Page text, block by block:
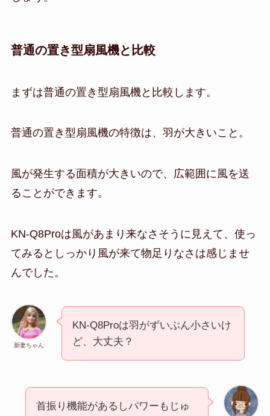
普通の置き型扇風機と比較
まずは普通の置き型扇風機と比較します。
普通の置き型扇風機の特徴は、羽が大きいこと。
風が発生する面積が大きいので、広範囲に風を送
ることができます。
KN-Q8Proは風があまり来なさそうに見えて、使っ
てみるとしっかり風が来て物足りなさは感じませ
んでした。
新妻ちゃん
KN-Q8Proは羽がずいぶん小さいけ
ど、大丈夫？
首振り機能があるしパワーもじゅ